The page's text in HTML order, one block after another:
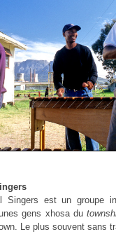
Singers est un groupe
gens xhosa du
Le plus souvent sans